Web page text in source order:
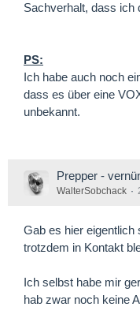
Sachverhalt, dass ich
PS:
Ich habe auch noch
dass es über eine
unbekannt.
Prepper -
WalterSobchack
Gab es hier eigentlich
trotzdem in Kontakt
Ich selbst habe mir
hab zwar noch keine